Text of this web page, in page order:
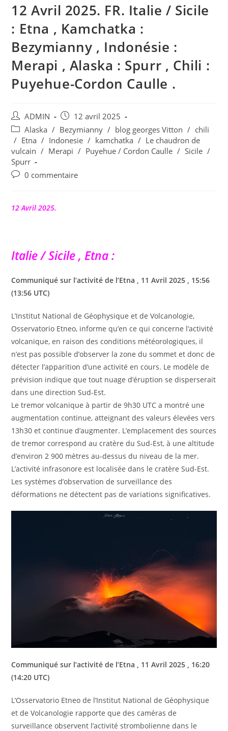
12 Avril 2025. FR. Italie / Sicile
: Etna , Kamchatka :
Bezymianny , Indonésie :
Merapi , Alaska : Spurr , Chili :
Puyehue-Cordon Caulle .
Auteur/autrice
de
la
publication :
ADMIN
Publication
publiée :
12 avril 2025
Post
category:
Alaska / Bezymianny / blog georges Vitton / chili
/ Etna / Indonesie / kamchatka / Le chaudron de
vulcain / Merapi / Puyehue / Cordon Caulle / Sicile /
Spurr
Commentaires
publication :
0 commentaire
12 Avril 2025.
Italie / Sicile , Etna :
Communiqué sur l’activité de l’Etna , 11 Avril 2025 , 15:56
(13:56 UTC)
L’Institut National de Géophysique et de Volcanologie,
Osservatorio Etneo, informe qu’en ce qui concerne l’activité
volcanique, en raison des conditions météorologiques, il
n’est pas possible d’observer la zone du sommet et donc de
détecter l’apparition d’une activité en cours. Le modèle de
prévision indique que tout nuage d’éruption se disperserait
dans une direction Sud-Est.
Le tremor volcanique à partir de 9h30 UTC a montré une
augmentation continue, atteignant des valeurs élevées vers
13h30 et continue d’augmenter. L’emplacement des sources
de tremor correspond au cratère du Sud-Est, à une altitude
d’environ 2 900 mètres au-dessus du niveau de la mer.
L’activité infrasonore est localisée dans le cratère Sud-Est.
Les systèmes d’observation de surveillance des
déformations ne détectent pas de variations significatives.
Communiqué sur l’activité de l’Etna , 11 Avril 2025 , 16:20
(14:20 UTC)
L’Osservatorio Etneo de l’Institut National de Géophysique
et de Volcanologie rapporte que des caméras de
surveillance observent l’activité strombolienne dans le